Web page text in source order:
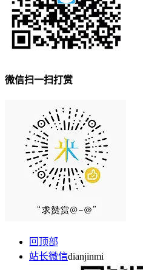
微信扫一扫打赏
回顶部
站长微信dianjinmi